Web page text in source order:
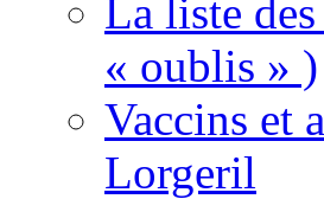
La liste
« oublis » )
Vaccins et
Lorgeril